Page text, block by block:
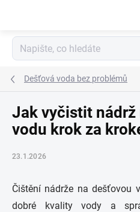
Dešťová voda bez problémů
Jak vyčistit nádrž
vodu krok za
23.1.2026
Čištění nádrže na dešťovou
dobré kvality vody a